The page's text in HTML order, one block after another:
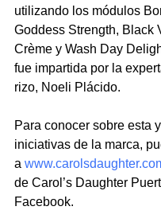
utilizando los módulos
Goddess Strength, Black
Crème y Wash Day
fue impartida por la
rizo, Noeli Plácido.
Para conocer sobre esta
iniciativas de la marca,
a
de Carol’s Daughter
Facebook.